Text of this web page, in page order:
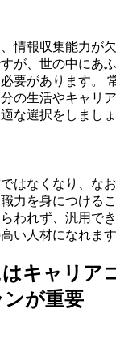
情報収集能力が欠
が、世の中にあ
要があります。
の生活やキャリ
な選択をしましょ
はなくなり、な
力を身につける
われず、汎用で
い人材になれます
キャリア
ンが重要